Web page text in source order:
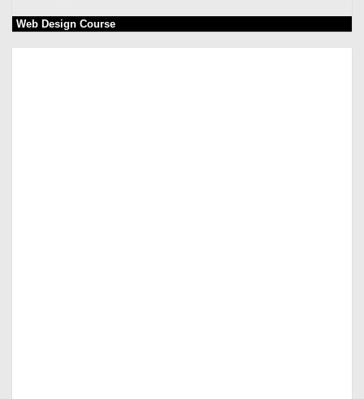
Web Design Course